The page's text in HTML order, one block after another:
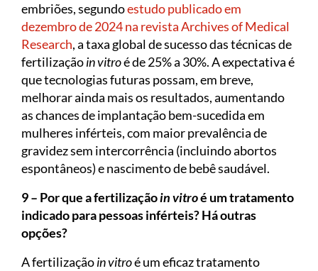
embriões, segundoestudo publicado em
dezembro de 2024 na revista Archives of Medical
Research, a taxa global de sucesso das técnicas de
fertilizaçãoin vitroé de 25% a 30%. A expectativa é
que tecnologias futuras possam, em breve,
melhorar ainda mais os resultados, aumentando
as chances de implantação bem-sucedida em
mulheres inférteis, com maior prevalência de
gravidez sem intercorrência (incluindo abortos
espontâneos) e nascimento de bebê saudável.
9 – Por que a fertilizaçãoin vitroé um tratamento
indicado para pessoas inférteis? Há outras
opções?
A fertilizaçãoin vitroé um eficaz tratamento